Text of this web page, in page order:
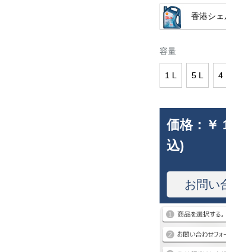
香港シ
容量
1 L 5 L 4
価格： ￥
込)
お問い